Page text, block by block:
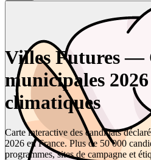
Villes Futures —
municipales
climatiques
Carte interactive des candidats
2026 en France. Plus de 50 000
programmes, sites de campagne et